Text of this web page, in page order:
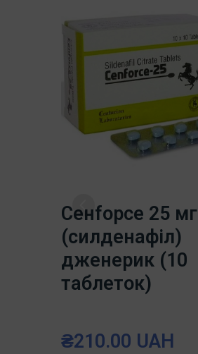
Ceнfорce 25 мг
(силденафіл)
дженерик (10
таблеток)
₴210.00 UAH